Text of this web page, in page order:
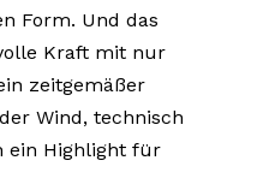
Form. Und das
Kraft mit nur
zeitgemäßer
Wind, technisch
ein Highlight für